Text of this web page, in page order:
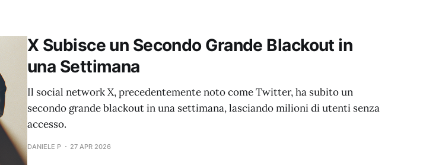
X Subisce un Secondo Grande Blackout in
una Settimana
Il social network X, precedentemente noto come Twitter, ha subito un
secondo grande blackout in una settimana, lasciando milioni di utenti senza
accesso.
DANIELE P 27 APR 2026